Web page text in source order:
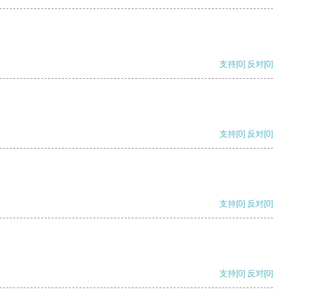
支持[0] 反对[0]
支持[0] 反对[0]
支持[0] 反对[0]
支持[0] 反对[0]